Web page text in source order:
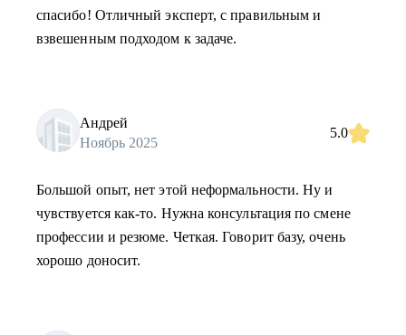
спасибо! Отличный эксперт, с правильным и
взвешенным подходом к задаче.
Андрей
Ноябрь 2025
5.0
Большой опыт, нет этой неформальности. Ну и
чувствуется как-то. Нужна консультация по смене
профессии и резюме. Четкая. Говорит базу, очень
хорошо доносит.